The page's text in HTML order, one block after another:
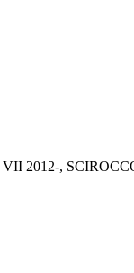
2012-,